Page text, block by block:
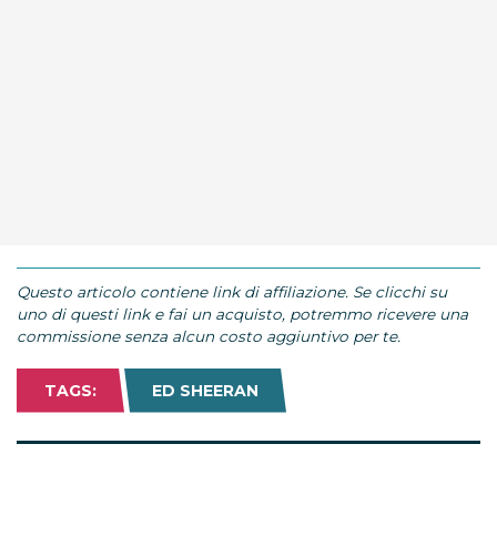
Questo articolo contiene link di affiliazione. Se clicchi su
uno di questi link e fai un acquisto, potremmo ricevere una
commissione senza alcun costo aggiuntivo per te.
TAGS: ED SHEERAN